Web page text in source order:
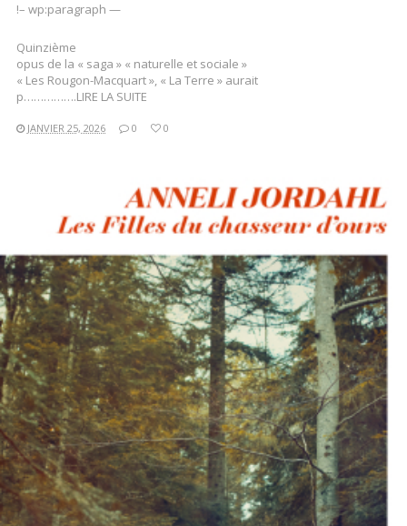
!– wp:paragraph —
Quinzième
opus de la « saga » « naturelle et sociale »
« Les Rougon-Macquart », « La Terre » aurait
p…………….LIRE LA SUITE
JANVIER 25, 2026 0 0
LIRE LA SUITE